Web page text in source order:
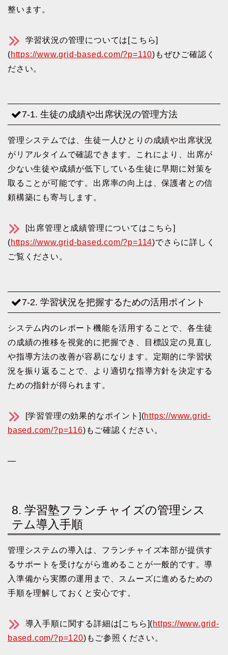
整います。
学習状況の管理については[こちら]
(https://www.grid-based.com/?p=110)もぜひご確認く
ださい。
7-1. 生徒の成績や出席状況の管理方法
管理システムでは、生徒一人ひとりの成績や出席状況
がリアルタイムで確認できます。これにより、出席が
少ない生徒や成績が低下している生徒に早期に対策を
取ることが可能です。出席率の向上は、保護者との信
頼構築にも寄与します。
[出席管理と成績管理についてはこちら]
(https://www.grid-based.com/?p=114)でさらに詳しく
ご覧ください。
7-2. 学習状況を把握するための活用ポイント
システム内のレポート機能を活用することで、各生徒
の成績の推移を視覚的に把握でき、目標設定の見直し
や指導方法の改善が容易になります。定期的に学習状
況を振り返ることで、より適切な指導方針を決定する
ための指針が得られます。
[学習管理の効果的なポイント](https://www.grid-
based.com/?p=116)もご確認ください。
—
8. 学習塾フランチャイズの管理シス
テム導入手順
管理システムの導入は、フランチャイズ本部が提供す
るサポートを受けながら進めることが一般的です。導
入準備から実際の運用まで、スムーズに進めるための
手順を理解しておくと安心です。
導入手順に関する詳細は[こちら](https://www.grid-
based.com/?p=120)もご参照ください。